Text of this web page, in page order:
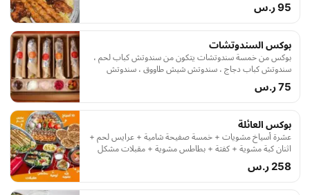
95 ر.س
بوكس السندوتشات
بوكس من خمسة سندوتشات يتكون من سندوتش كباب لحم ،
سندوتش كباب دجاج ، سندوتش شيش طاووق ، سندوتش
أوصال لحم ، سندوتش مسحب دجاج
75 ر.س
بوكس العائلة
عشرة أسياخ مشويات + خمسة صفيحة شامية + عرايس لحم +
اثنان كبة مشوية + كفتة + بطاطس مشوية + مقبلات مشكل
كبير + ورق عنب + عصير رمان لتر
258 ر.س